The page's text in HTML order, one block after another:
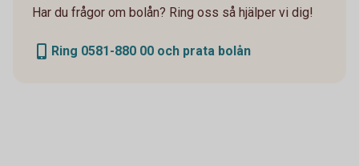
Har du frågor om bolån? Ring oss så hjälper vi dig!
Ring 0581-880 00 och prata bolån